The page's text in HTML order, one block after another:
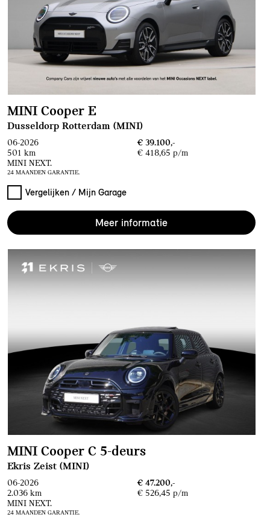
MINI Cooper E
Dusseldorp Rotterdam (MINI)
06-2026
€ 39.100,-
501 km
€ 418,65 p/m
MINI NEXT.
24 MAANDEN GARANTIE.
Vergelijken / Mijn Garage
Meer informatie
MINI Cooper C 5-deurs
Ekris Zeist (MINI)
06-2026
€ 47.200,-
2.036 km
€ 526,45 p/m
MINI NEXT.
24 MAANDEN GARANTIE.